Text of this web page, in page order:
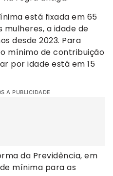
está fixada em 65
mulheres, a idade de
desde 2023. Para
mínimo de contribuição
por idade está em 15
A PUBLICIDADE
da Previdência, em
mínima para as